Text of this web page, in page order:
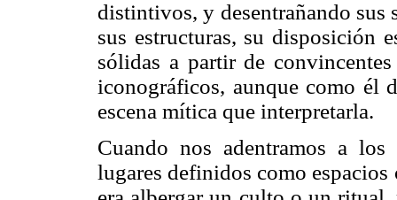
distintivos, y desentrañando sus
sus estructuras, su disposición
sólidas a partir de
iconográficos, aunque como él
escena mítica que interpretarla.
Cuando nos adentramos a
lugares definidos como